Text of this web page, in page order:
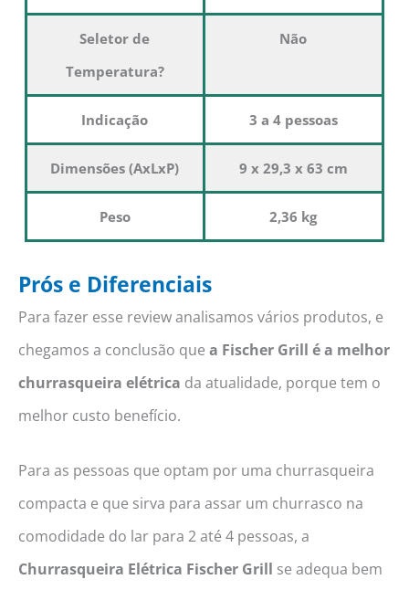
Seletor de
Temperatura?
Não
Indicação 3 a 4 pessoas
Dimensões (AxLxP) 9 x 29,3 x 63 cm
Peso 2,36 kg
Prós e Diferenciais
Para fazer esse review analisamos vários produtos, e
chegamos a conclusão que a Fischer Grill é a melhor
churrasqueira elétrica da atualidade, porque tem o
melhor custo benefício.
Para as pessoas que optam por uma churrasqueira
compacta e que sirva para assar um churrasco na
comodidade do lar para 2 até 4 pessoas, a
Churrasqueira Elétrica Fischer Grill se adequa bem